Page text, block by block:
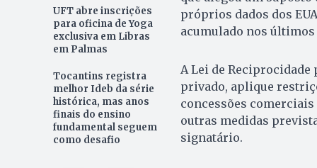
UFT abre inscrições
para oficina de Yoga
exclusiva em Libras
em Palmas
Tocantins registra
melhor Ideb da série
histórica, mas anos
finais do ensino
fundamental seguem
como desafio
próprios dados dos
acumulado nos últimos
A Lei de
privado, aplique
concessões
outras medidas
signatário.